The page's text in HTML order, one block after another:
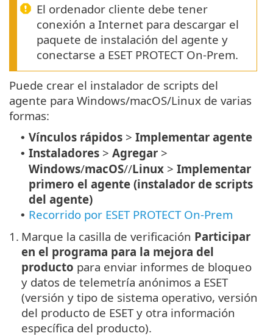
El ordenador cliente debe tener
conexión a Internet para descargar el
paquete de instalación del agente y
conectarse a ESET PROTECT On-Prem.
Puede crear el instalador de scripts del
agente para Windows/macOS/Linux de varias
formas:
• Vínculos rápidos > Implementar agente
• Instaladores > Agregar >
Windows/macOS//Linux > Implementar
primero el agente (instalador de scripts
del agente)
• Recorrido por ESET PROTECT On-Prem
1. Marque la casilla de verificación Participar
en el programa para la mejora del
producto para enviar informes de bloqueo
y datos de telemetría anónimos a ESET
(versión y tipo de sistema operativo, versión
del producto de ESET y otra información
específica del producto).